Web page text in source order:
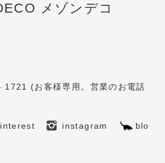
メゾンデコ
(お客様専用。営業のお電話
instagram
blo